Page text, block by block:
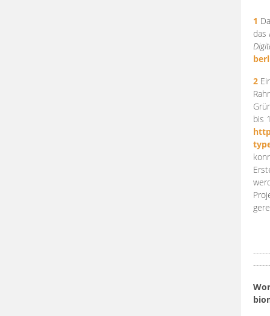
1
das
2
bis